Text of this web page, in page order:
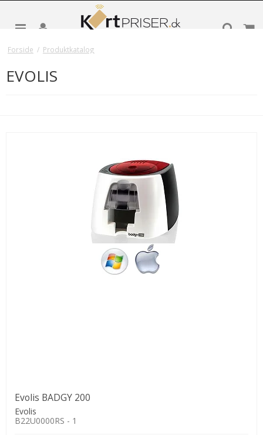
Forside / Produktkatalog
EVOLIS
Evolis BADGY 200
Evolis
B22U0000RS - 1